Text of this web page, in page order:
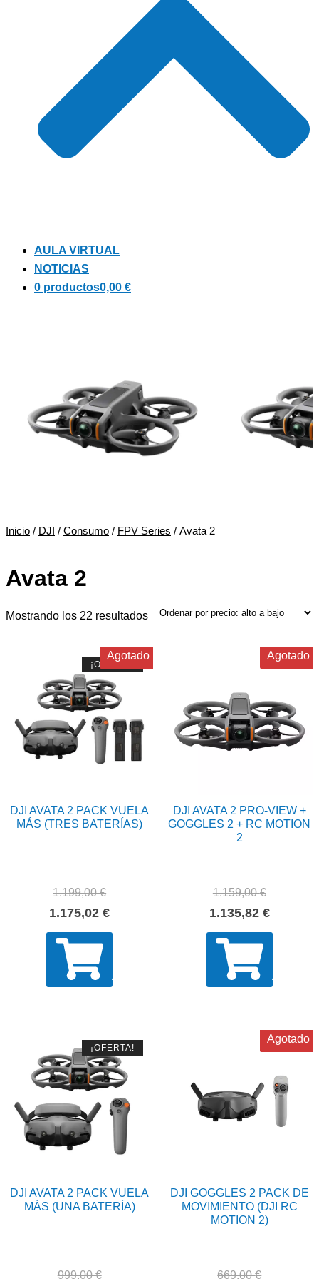
AULA VIRTUAL
NOTICIAS
0 productos0,00 €
Inicio / DJI / Consumo / FPV Series / Avata 2
Avata 2
Mostrando los 22 resultadosOrdenado
precio:
alto
¡OFERTA!
Agotado
DJI AVATA 2 PACK VUELA
MÁS (TRES BATERÍAS)
1.199,00€
El
precio
original
era:
1.175,02€El
precio
es:
AÑADIR
Agotado
DJI AVATA 2 PRO-VIEW +
GOGGLES 2 + RC MOTION
2
1.159,00€
El
precio
original
era:
1.135,82 €El
precio
es:
AÑADIR
¡OFERTA!
DJI AVATA 2 PACK VUELA
MÁS (UNA BATERÍA)
999,00€
Agotado
DJI GOGGLES 2 PACK DE
MOVIMIENTO (DJI RC
MOTION 2)
669,00€